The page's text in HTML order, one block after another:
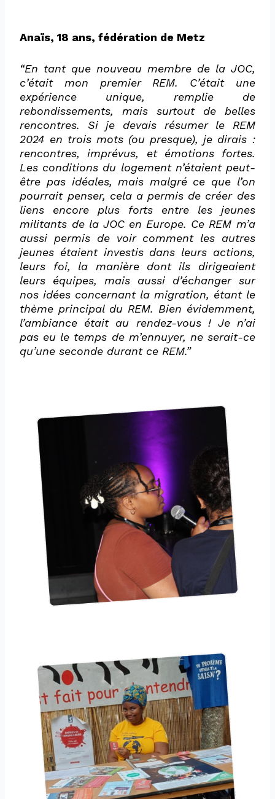
Anaïs, 18 ans, fédération de Metz
“En tant que nouveau membre de la JOC,
c’était mon premier REM. C’était une
expérience unique, remplie de
rebondissements, mais surtout de belles
rencontres. Si je devais résumer le REM
2024 en trois mots (ou presque), je dirais :
rencontres, imprévus, et émotions fortes.
Les conditions du logement n’étaient peut-
être pas idéales, mais malgré ce que l’on
pourrait penser, cela a permis de créer des
liens encore plus forts entre les jeunes
militants de la JOC en Europe. Ce REM m’a
aussi permis de voir comment les autres
jeunes étaient investis dans leurs actions,
leurs foi, la manière dont ils dirigeaient
leurs équipes, mais aussi d’échanger sur
nos idées concernant la migration, étant le
thème principal du REM. Bien évidemment,
l’ambiance était au rendez-vous ! Je n’ai
pas eu le temps de m’ennuyer, ne serait-ce
qu’une seconde durant ce REM.”